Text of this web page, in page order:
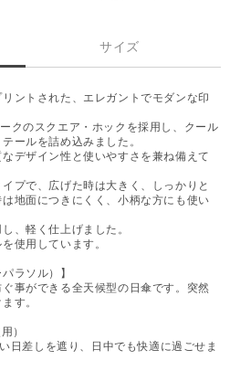
サイズ
ントされた、エレガントでモダンな印
クのスクエア・ホックを採用し、クール
ールを詰め込みました。
デザイン性と使いやすさを兼ね備えて
プで、広げた時は大きく、しっかりと
地面につきにくく、小柄な方にも使い
、軽く仕上げました。
使用しています。
ラソル）】
事ができる全天候型の日傘です。突然
す。
）
日差しを遮り、日中でも快適に過ごせま